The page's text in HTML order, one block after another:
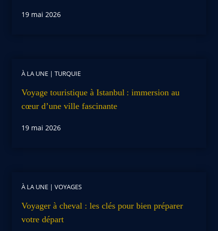
19 mai 2026
À LA UNE | TURQUIE
Voyage touristique à Istanbul : immersion au
cœur d’une ville fascinante
19 mai 2026
À LA UNE | VOYAGES
Voyager à cheval : les clés pour bien préparer
votre départ